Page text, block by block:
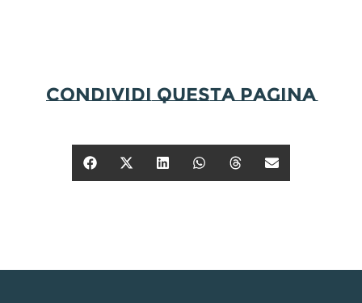
condividi questa pagina